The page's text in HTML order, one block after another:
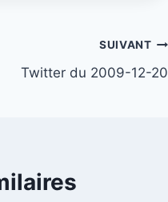
SUIVANT
Twitter du 2009-12-20